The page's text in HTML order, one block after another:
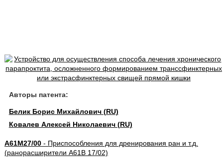
Авторы патента:
Белик Борис Михайлович (RU)
Ковалев Алексей Николаевич (RU)
A61M27/00- Приспособления для дренирования ран и т.д.
(ранорасширители A61B 17/02)